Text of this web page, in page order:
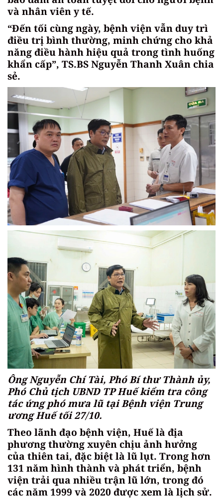
và nhân viên y tế.
“Đến tối cùng ngày, bệnh viện vẫn duy trì
điều trị bình thường, minh chứng cho khả
năng điều hành hiệu quả trong tình huống
khẩn cấp”, TS.BS Nguyễn Thanh Xuân chia
sẻ.
Ông Nguyễn Chí Tài, Phó Bí thư Thành ủy,
Phó Chủ tịch UBND TP Huế kiểm tra công
tác ứng phó mưa lũ tại Bệnh viện Trung
ương Huế tối 27/10.
Theo lãnh đạo bệnh viện, Huế là địa
phương thường xuyên chịu ảnh hưởng
của thiên tai, đặc biệt là lũ lụt. Trong hơn
131 năm hình thành và phát triển, bệnh
viện trải qua nhiều trận lũ lớn, trong đó
các năm 1999 và 2020 được xem là lịch sử.